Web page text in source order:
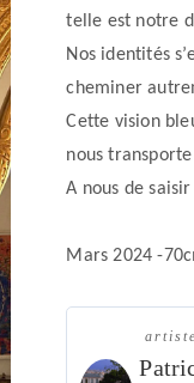
telle est notre
Nos identités
cheminer
Cette vision
nous
A nous de
Mars 2024 -